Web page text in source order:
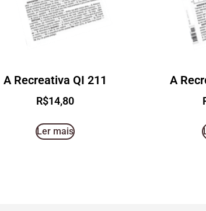
A Recreativa QI 211
R$14,80
Ler mais
A